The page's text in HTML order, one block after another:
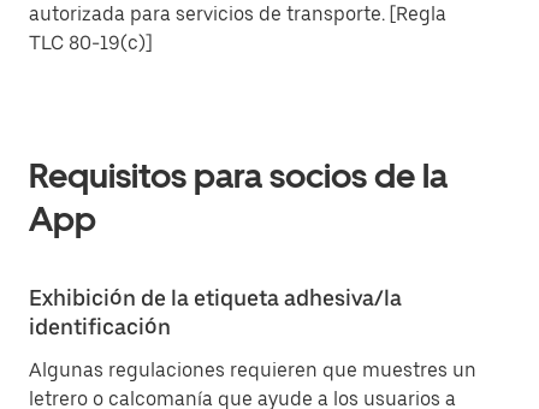
autorizada para servicios de transporte. [Regla
TLC 80-19(c)]
Requisitos para socios de la
App
Exhibición de la etiqueta adhesiva/la
identificación
Algunas regulaciones requieren que muestres un
letrero o calcomanía que ayude a los usuarios a